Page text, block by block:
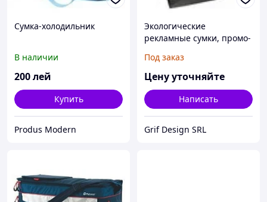
Сумка-холодильник
В наличии
200лей
Купить
Produs Modern
Экологические
рекламные сумки, промо-
Под заказ
Цену уточняйте
Написать
Grif Design SRL